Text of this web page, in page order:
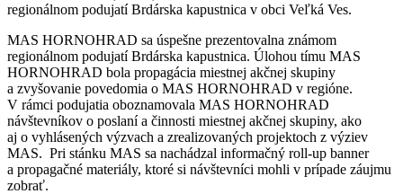
regionálnom podujatí Brdárska kapustnica v obci Veľká Ves.
MAS HORNOHRAD sa úspešne prezentovalna známom
regionálnom podujatí Brdárska kapustnica. Úlohou tímu MAS
HORNOHRAD bola propagácia miestnej akčnej skupiny
a zvyšovanie povedomia o MAS HORNOHRAD v regióne.
V rámci podujatia oboznamovala MAS HORNOHRAD
návštevníkov o poslaní a činnosti miestnej akčnej skupiny, ako
aj o vyhlásených výzvach a zrealizovaných projektoch z výziev
MAS. Pri stánku MAS sa nachádzal informačný roll-up banner
a propagačné materiály, ktoré si návštevníci mohli v prípade záujmu
zobrať.